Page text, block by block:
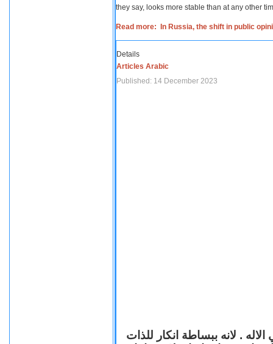
they say, looks more stable than at any other
Read more: In Russia, the shift in public
Details
Articles Arabic
Published: 14 December 2023
. لانه ببساطة انكار للذات